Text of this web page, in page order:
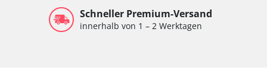
Schneller Premium-Versand
innerhalb von 1 – 2 Werktagen